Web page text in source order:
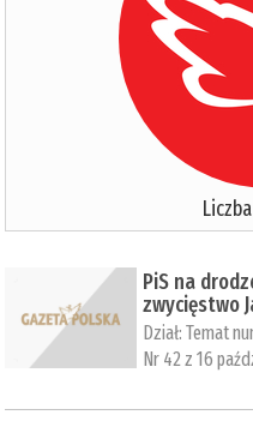
PiS na
zwycięstwo
Dział:Temat
Nr 42 z 16